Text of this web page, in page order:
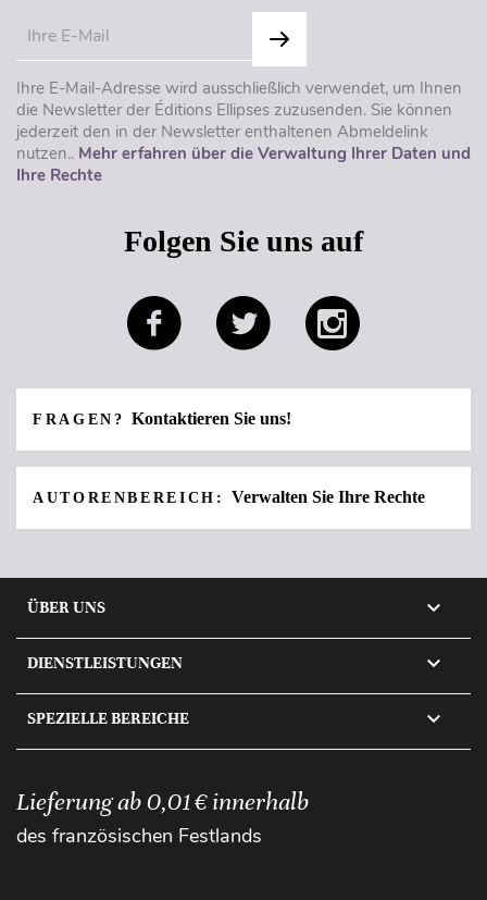
Ihre E-Mail-Adresse wird ausschließlich verwendet, um Ihnen
die Newsletter der Éditions Ellipses zuzusenden. Sie können
jederzeit den in der Newsletter enthaltenen Abmeldelink
nutzen.. Mehr erfahren über die Verwaltung Ihrer Daten und
Ihre Rechte
Folgen Sie uns auf
FRAGEN?Kontaktieren Sie uns!
AUTORENBEREICH:Verwalten Sie Ihre Rechte
ÜBER UNS 
DIENSTLEISTUNGEN 
SPEZIELLE BEREICHE 
Lieferung ab 0,01 € innerhalb
des französischen Festlands